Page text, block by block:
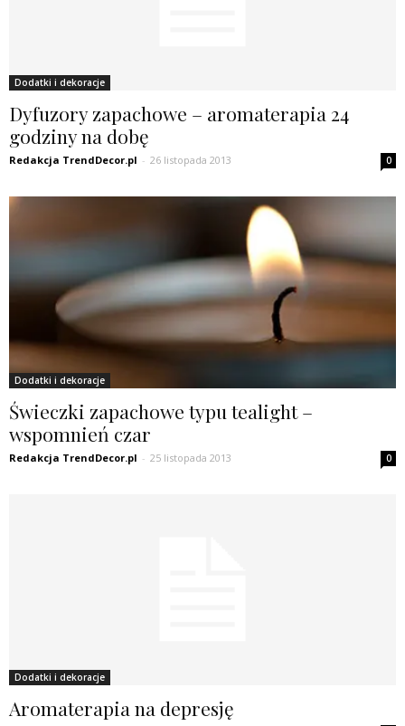
Dodatki i dekoracje
Dyfuzory zapachowe – aromaterapia 24
godziny na dobę
Redakcja TrendDecor.pl - 26 listopada 2013 0
Dodatki i dekoracje
Świeczki zapachowe typu tealight –
wspomnień czar
Redakcja TrendDecor.pl - 25 listopada 2013 0
Dodatki i dekoracje
Aromaterapia na depresję